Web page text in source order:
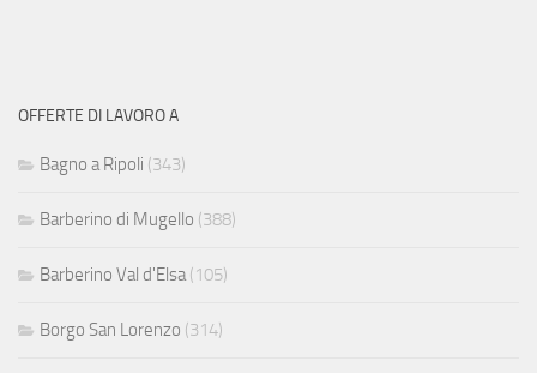
OFFERTE DI LAVORO A
Bagno a Ripoli (343)
Barberino di Mugello (388)
Barberino Val d'Elsa(105)
Borgo San Lorenzo (314)